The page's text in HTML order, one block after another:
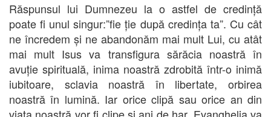
Răspunsul lui Dumnezeu la o astfel de credință
poate fi unul singur:”fie ție după credința ta”. Cu cât
ne încredem și ne abandonăm mai mult Lui, cu atât
mai mult Isus va transfigura sărăcia noastră în
avuție spirituală, inima noastră zdrobită într-o inimă
iubitoare, sclavia noastră în libertate, orbirea
noastră în lumină. Iar orice clipă sau orice an din